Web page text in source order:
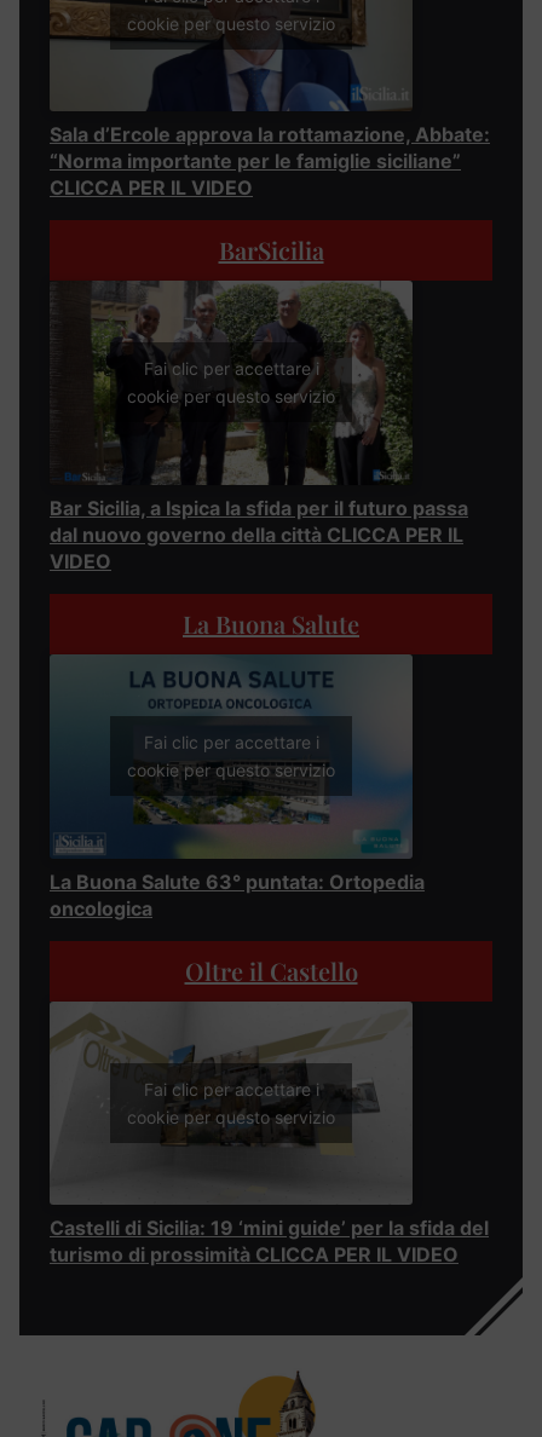
cookie per questo servizio
Sala d’Ercole approva la rottamazione, Abbate:
“Norma importante per le famiglie siciliane”
CLICCA PER IL VIDEO
BarSicilia
Fai clic per accettare i
cookie per questo servizio
Bar Sicilia, a Ispica la sfida per il futuro passa
dal nuovo governo della città CLICCA PER IL
VIDEO
La Buona Salute
Fai clic per accettare i
cookie per questo servizio
La Buona Salute 63° puntata: Ortopedia
oncologica
Oltre il Castello
Fai clic per accettare i
cookie per questo servizio
Castelli di Sicilia: 19 ‘mini guide’ per la sfida del
turismo di prossimità CLICCA PER IL VIDEO